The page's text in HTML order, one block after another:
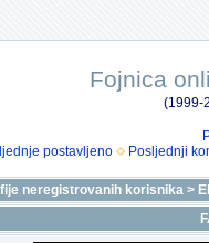
Fojnica
(1999-
postavljeno Posljednji
neregistrovanih korisnika >